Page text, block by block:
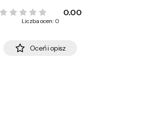
0.00
Liczba ocen: 0
Oceń i opisz